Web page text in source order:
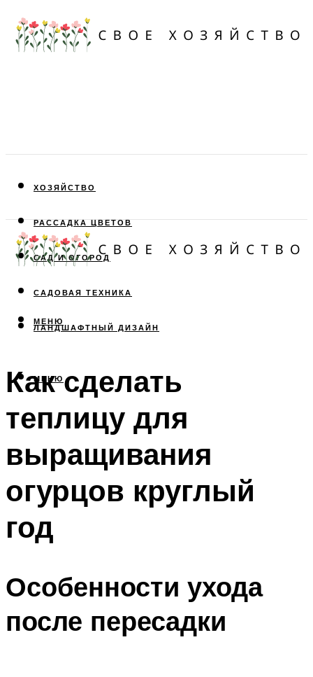
ХОЗЯЙСТВО
РАССАДКА ЦВЕТОВ
САД И ОГОРОД
САДОВАЯ ТЕХНИКА
ЛАНДШАФТНЫЙ ДИЗАЙН
МЕНЮ
МЕНЮ
Как сделать
теплицу для
выращивания
огурцов круглый
год
Особенности ухода
после пересадки